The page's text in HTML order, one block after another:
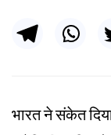
भारत ने संकेत